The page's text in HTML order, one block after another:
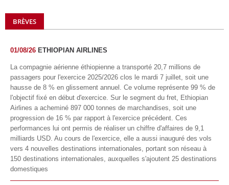
BRÈVES
01/08/26 ETHIOPIAN AIRLINES
La compagnie aérienne éthiopienne a transporté 20,7 millions de
passagers pour l'exercice 2025/2026 clos le mardi 7 juillet, soit une
hausse de 8 % en glissement annuel. Ce volume représente 99 % de
l'objectif fixé en début d'exercice. Sur le segment du fret, Ethiopian
Airlines a acheminé 897 000 tonnes de marchandises, soit une
progression de 16 % par rapport à l'exercice précédent. Ces
performances lui ont permis de réaliser un chiffre d'affaires de 9,1
milliards USD. Au cours de l'exercice, elle a aussi inauguré des vols
vers 4 nouvelles destinations internationales, portant son réseau à
150 destinations internationales, auxquelles s'ajoutent 25 destinations
domestiques